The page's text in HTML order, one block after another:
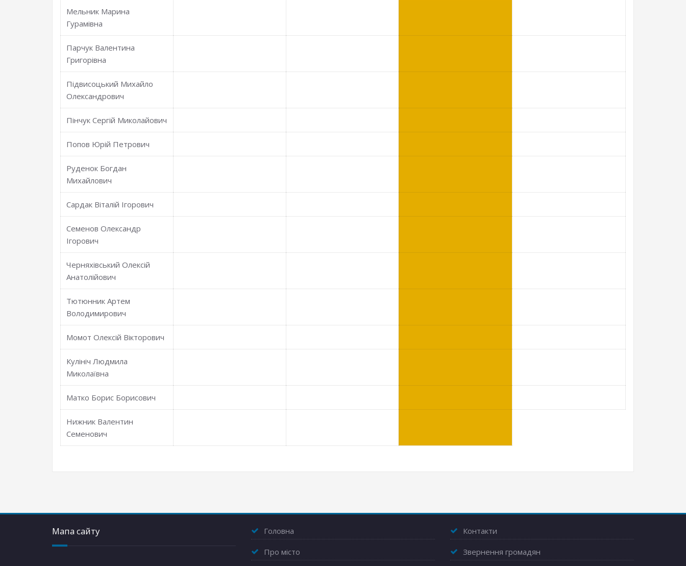
Мельник Марина
Гурамівна
Парчук Валентина
Григорівна
Підвисоцький Михайло
Олександрович
Пінчук Сергій Миколайович
Попов Юрій Петрович
Руденок Богдан
Михайлович
Сардак Віталій Ігорович
Семенов Олександр
Ігорович
Черняхівський Олексій
Анатолійович
Тютюнник Артем
Володимирович
Момот Олексій Вікторович
Кулініч Людмила
Миколаївна
Матко Борис Борисович
Нижник Валентин
Семенович
Мапа сайту Головна
Про місто
Контакти
Звернення громадян